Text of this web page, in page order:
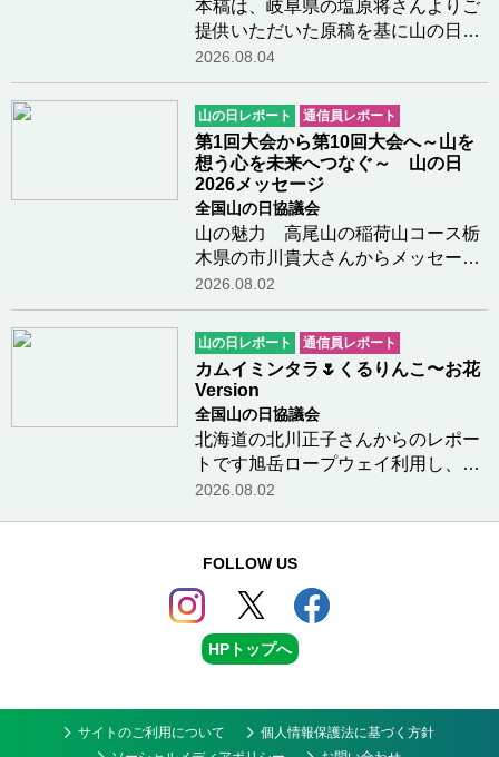
本稿は、岐阜県の塩原将さんよりご
提供いただいた原稿を基に山の日協
議会で編集を行なったものです。＊
＊＊＊＊美濃國山城トレイルにはま
だまだご紹介したい方々がたくさん
いらっしゃいますが、メンバーの皆
さんが共通して…つづきを読む
2026.08.04
山の日レポート 通信員レポート
第1回大会から第10回大会へ～山を
想う心を未来へつなぐ～ 山の日
2026メッセージ
全国山の日協議会
山の魅力 高尾山の稲荷山コース栃
木県の市川貴大さんからメッセージ
をいただきました子供の頃は喘息が
ひどく、外遊びができない時は小学
校のお昼休みに教室に一人でいたの
で、「外で遊びたいな」とずっと思
っていました。…つづきを読む
2026.08.02
山の日レポート 通信員レポート
カムイミンタラ🌷くるりんこ〜お花
Version
全国山の日協議会
北海道の北川正子さんからのレポー
トです旭岳ロープウェイ利用し、姿
見平から歩き始め旭岳へその後、北
🪻🌺🏵️🌸距離はありますが、お鉢周
回なのでスイスイ歩…つづきを読む
2026.08.02
FOLLOW US
HPトップへ
サイトのご利用について
個人情報保護法に基づく方針